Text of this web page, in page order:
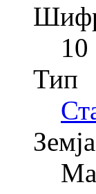
10
Тип
Земја